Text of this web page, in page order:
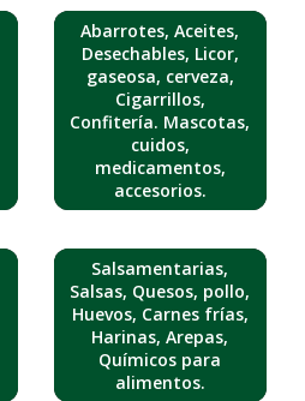
Abarrotes, Aceites,
Desechables, Licor,
gaseosa, cerveza,
Cigarrillos,
Confitería. Mascotas,
cuidos,
medicamentos,
accesorios.
Salsamentarias,
Salsas, Quesos, pollo,
Huevos, Carnes frías,
Harinas, Arepas,
Químicos para
alimentos.